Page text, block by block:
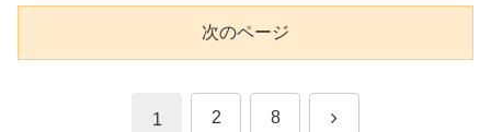
次のページ
1 2 8 次